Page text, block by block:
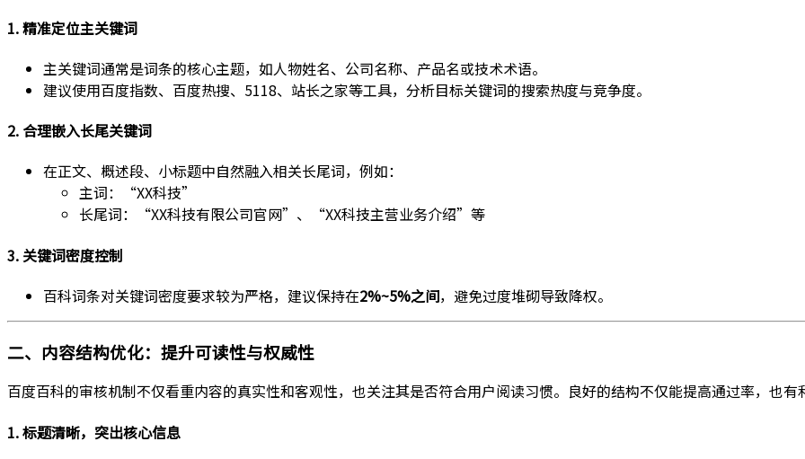
1. 精准定位主关键词
主关键词通常是词条的核心主题，如人物姓名、公司名称、产品名或技术术语。
建议使用百度指数、百度热搜、5118、站长之家等工具，分析目标关键词的搜索热度与竞争度。
2. 合理嵌入长尾关键词
在正文、概述段、小标题中自然融入相关长尾词，例如：
主词：“XX科技”
长尾词：“XX科技有限公司官网”、“XX科技主营业务介绍”等
3. 关键词密度控制
百科词条对关键词密度要求较为严格，建议保持在2%~5%之间，避免过度堆砌导致降权。
二、内容结构优化：提升可读性与权威性
百度百科的审核机制不仅看重内容的真实性和客观性，也关注其是否符合用户阅读习惯。良好的结构不仅能提高通过率，也有
1. 标题清晰，突出核心信息